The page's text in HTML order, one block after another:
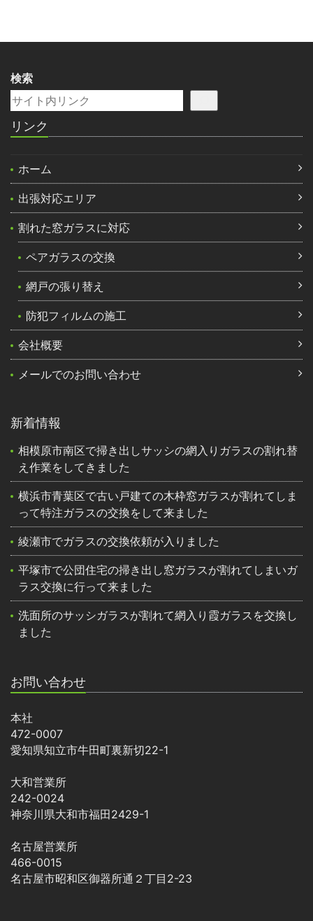
検索
リンク
ホーム
出張対応エリア
割れた窓ガラスに対応
ペアガラスの交換
網戸の張り替え
防犯フィルムの施工
会社概要
メールでのお問い合わせ
新着情報
相模原市南区で掃き出しサッシの網入りガラスの割れ替
え作業をしてきました
横浜市青葉区で古い戸建ての木枠窓ガラスが割れてしま
って特注ガラスの交換をして来ました
綾瀬市でガラスの交換依頼が入りました
平塚市で公団住宅の掃き出し窓ガラスが割れてしまいガ
ラス交換に行って来ました
洗面所のサッシガラスが割れて網入り霞ガラスを交換し
ました
お問い合わせ
本社
472-0007
愛知県知立市牛田町裏新切22-1
大和営業所
242-0024
神奈川県大和市福田2429-1
名古屋営業所
466-0015
名古屋市昭和区御器所通２丁目2-23